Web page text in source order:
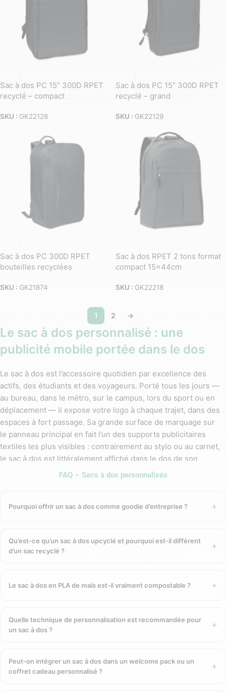
Sac à dos PC 15″ 300D RPET
recyclé – compact
SKU : GK22128
Sac à dos PC 15″ 300D RPET
recyclé – grand
SKU : GK22129
Sac à dos PC 300D RPET
bouteilles recyclées
SKU : GK21874
Sac à dos RPET 2 tons format
compact 15x44cm
SKU : GK22218
1 2 →
Le sac à dos personnalisé : une
publicité mobile portée dans le dos
Le sac à dos est l’accessoire quotidien par excellence des
actifs, des étudiants et des voyageurs. Porté tous les jours —
au bureau, dans le métro, sur le campus, lors du sport ou en
déplacement — il expose votre logo à chaque trajet, dans des
espaces à fort passage. Sa grande surface de marquage sur
le panneau principal en fait l’un des supports publicitaires
textiles les plus visibles : contrairement au stylo ou au carnet,
le sac à dos est littéralement affiché dans le dos de son
propriétaire, devant tous.
plupart des objets promotionnels — et à durée de vie très
véritablement éco-responsables, cohérents avec le
positionnement de la marque : upcycling, biosourcé, recyclé.
in France
Composé intégralement de matières récupérées —
FAQ – Sacs à dos personnalisés
Pourquoi offrir un sac à dos comme goodie d’entreprise ?
Qu’est-ce qu’un sac à dos upcyclé et pourquoi est-il différent
d’un sac recyclé ?
Le sac à dos en PLA de maïs est-il vraiment compostable ?
Quelle technique de personnalisation est recommandée pour
un sac à dos ?
Peut-on intégrer un sac à dos dans un welcome pack ou un
coffret cadeau personnalisé ?